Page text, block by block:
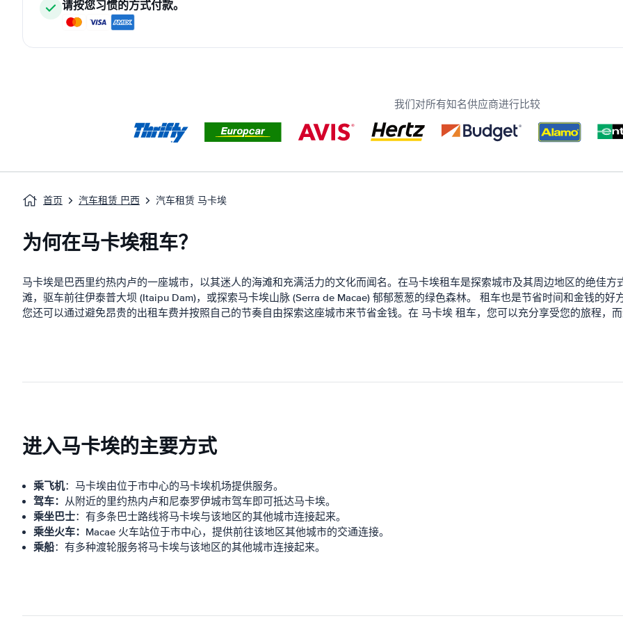
请按您习惯的方式付款。
我们对所有知名供应商进行比较
首页 汽车租赁 巴西 汽车租赁 马卡埃
为何在马卡埃租车？
马卡埃是巴西里约热内卢的一座城市，以其迷人的海滩和充满活力的文化而闻名。在马卡埃租车是探索城市及其周边地区的绝佳
滩，驱车前往伊泰普大坝 (Itaipu Dam)，或探索马卡埃山脉 (Serra de Macae) 郁郁葱葱的绿色森林。 租车也是节省时间和金钱的好
您还可以通过避免昂贵的出租车费并按照自己的节奏自由探索这座城市来节省金钱。在 马卡埃 租车，您可以充分享受您的旅程，而
进入马卡埃的主要方式
乘飞机：马卡埃由位于市中心的马卡埃机场提供服务。
驾车： 从附近的里约热内卢和尼泰罗伊城市驾车即可抵达马卡埃。
乘坐巴士：有多条巴士路线将马卡埃与该地区的其他城市连接起来。
乘坐火车： Macae 火车站位于市中心，提供前往该地区其他城市的交通连接。
乘船：有多种渡轮服务将马卡埃与该地区的其他城市连接起来。